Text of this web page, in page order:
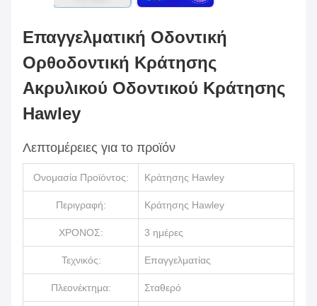
Επαγγελματική Οδοντική
Ορθοδοντική Κράτησης
Ακρυλικού Οδοντικού Κράτησης
Hawley
Λεπτομέρειες για το προϊόν
Ονομασία Προϊόντος: Κράτησης Hawley
Περιγραφή: Κράτησης Hawley
ΧΡΟΝΟΣ: 3 ημέρες
Τεχνικός: Επαγγελματίας
Πλεονέκτημα: Σταθερό